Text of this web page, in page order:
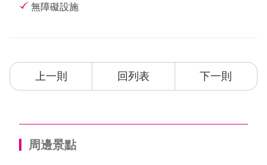
無障礙設施
上一則 回列表 下一則
周邊景點